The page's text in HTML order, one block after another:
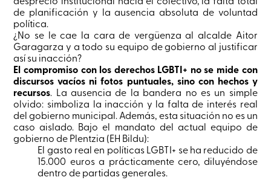
de planificación y la ausencia absoluta de voluntad
política.
¿No se le cae la cara de vergüenza al alcalde Aitor
Garagarza y a todo su equipo de gobierno al justificar
así su inacción?
El compromiso con los derechos LGBTI+ no se mide con
discursos vacíos ni fotos puntuales, sino con hechos y
recursos. La ausencia de la bandera no es un simple
olvido: simboliza la inacción y la falta de interés real
del gobierno municipal. Además, esta situación no es un
caso aislado. Bajo el mandato del actual equipo de
gobierno de Plentzia (EH Bildu):
El gasto real en políticas LGBTI+ se ha reducido de
15.000 euros a prácticamente cero, diluyéndose
dentro de partidas generales.